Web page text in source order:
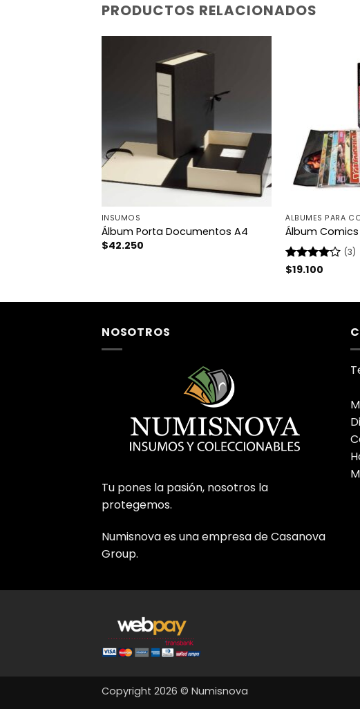
PRODUCTOS RELACIONADOS
INSUMOS
Álbum Porta Documentos A4
$42.250
ÁLBUMES PARA
Álbum
Valorado
(3)
$19.100
NOSOTROS
Tu pones la pasión, nosotros la
protegemos.
Numisnova es una empresa de Casanova
Group.
Copyright 2026 © Numisnova